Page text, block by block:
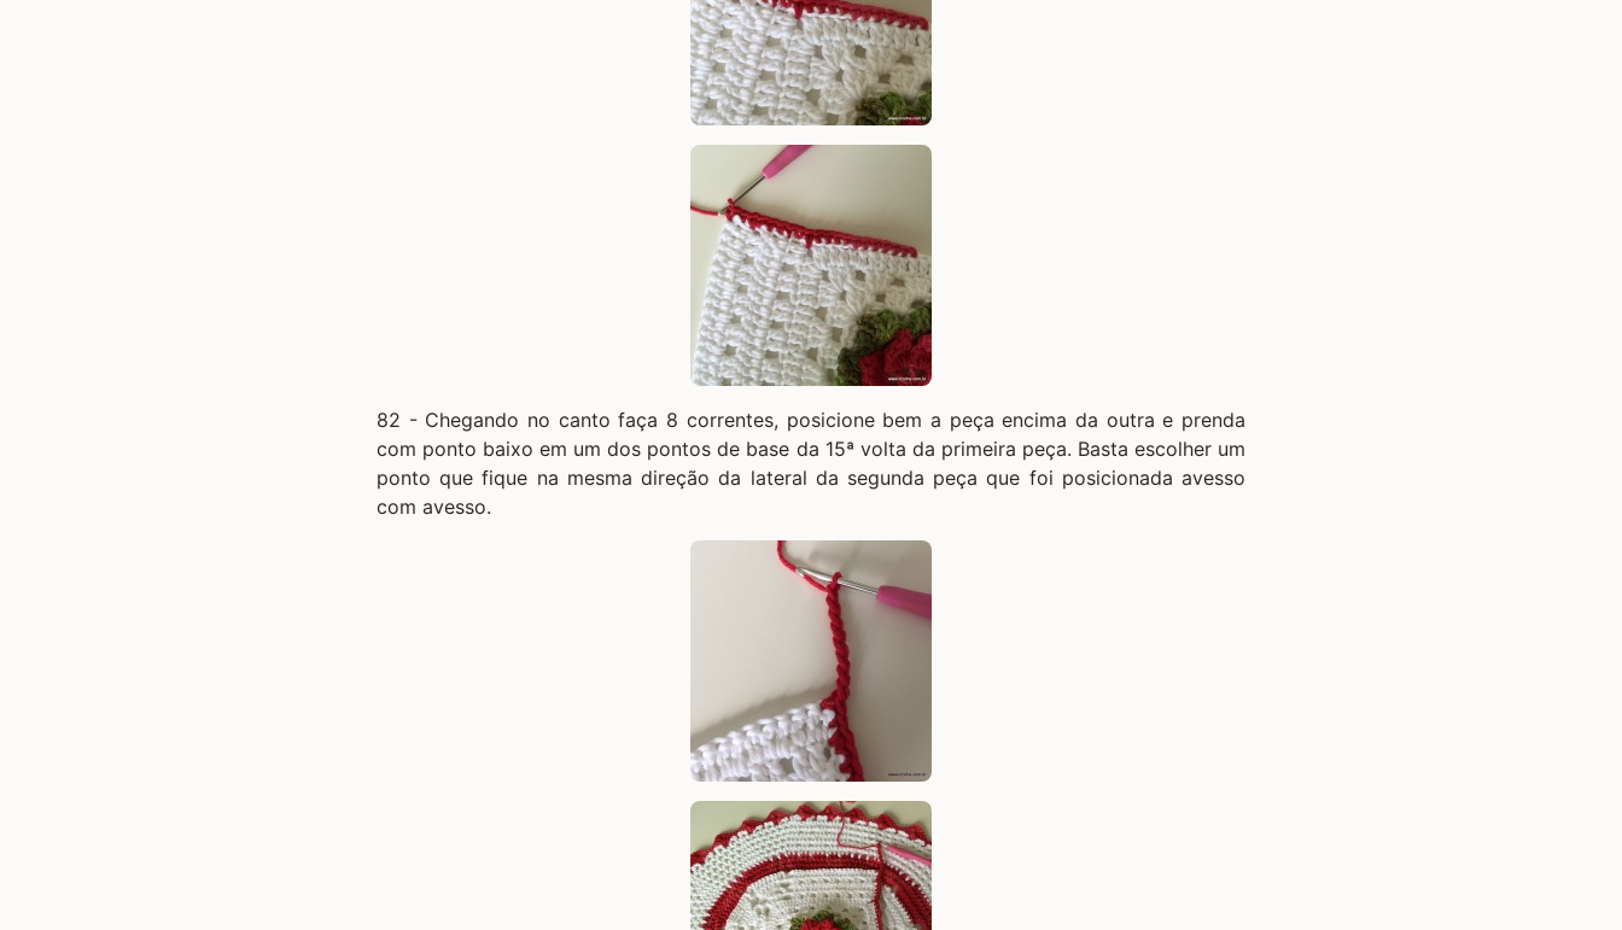
82 - Chegando no canto faça 8 correntes, posicione bem a peça encima da outra e prenda
com ponto baixo em um dos pontos de base da 15ª volta da primeira peça. Basta escolher um
ponto que fique na mesma direção da lateral da segunda peça que foi posicionada avesso
com avesso.